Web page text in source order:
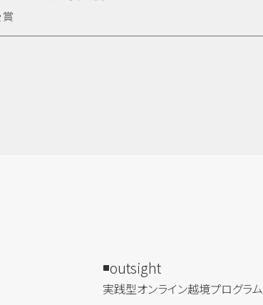
outsight
実践型オンライン​越境プログラム